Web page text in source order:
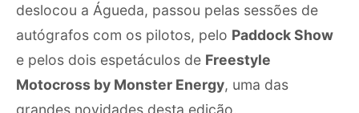
deslocou a Águeda, passou pelas sessões de
autógrafos com os pilotos, pelo Paddock Show
e pelos dois espetáculos de Freestyle
Motocross by Monster Energy, uma das
grandes novidades desta edição.